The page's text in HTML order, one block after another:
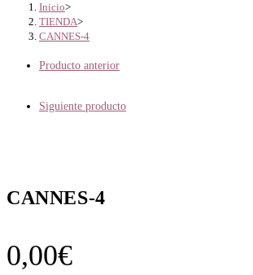
Inicio>
TIENDA>
CANNES-4
Producto anterior
Siguiente producto
CANNES-4
0,00€